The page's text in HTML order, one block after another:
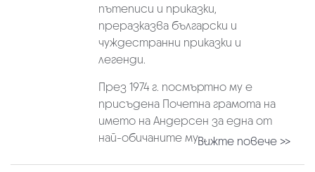
пътеписи и приказки,
преразказва български и
чуждестранни приказки и
легенди.
През 1974 г. посмъртно му е
присъдена Почетна грамота на
името на Андерсен за една от
най-обичаните му ...Вижте повече >>